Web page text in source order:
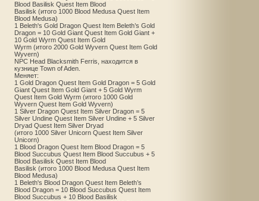
Blood Basilisk Quest Item Blood
Basilisk (итого 1000 Blood Medusa Quest Item
Blood Medusa)
1 Beleth's Gold Dragon Quest Item Beleth’s Gold
Dragon = 10 Gold Giant Quest Item Gold Giant +
10 Gold Wyrm Quest Item Gold
Wyrm (итого 2000 Gold Wyvern Quest Item Gold
Wyvern)
NPC Head Blacksmith Ferris, находится в
кузнице Town of Aden.
Меняет:
1 Gold Dragon Quest Item Gold Dragon = 5 Gold
Giant Quest Item Gold Giant + 5 Gold Wyrm
Quest Item Gold Wyrm (итого 1000 Gold
Wyvern Quest Item Gold Wyvern)
1 Silver Dragon Quest Item Silver Dragon = 5
Silver Undine Quest Item Silver Undine + 5 Silver
Dryad Quest Item Silver Dryad
(итого 1000 Silver Unicorn Quest Item Silver
Unicorn)
1 Blood Dragon Quest Item Blood Dragon = 5
Blood Succubus Quest Item Blood Succubus + 5
Blood Basilisk Quest Item Blood
Basilisk (итого 1000 Blood Medusa Quest Item
Blood Medusa)
1 Beleth's Blood Dragon Quest Item Beleth’s
Blood Dragon = 10 Blood Succubus Quest Item
Blood Succubus + 10 Blood Basilisk